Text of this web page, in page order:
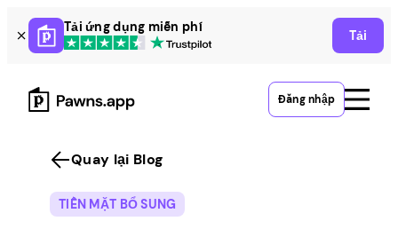
Skip
to
content
Tải ứng dụng miễn phí
Tải
Đăng nhập
Quay lại Blog
TIỀN MẶT BỔ SUNG